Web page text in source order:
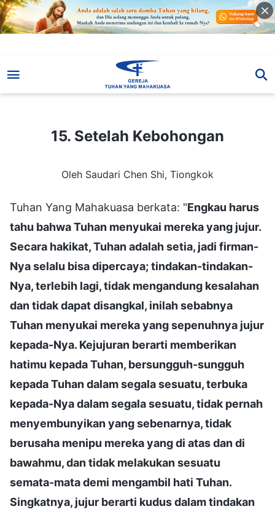
15. Setelah Kebohongan
Oleh Saudari Chen Shi, Tiongkok
Tuhan Yang Mahakuasa berkata: "Engkau harus
tahu bahwa Tuhan menyukai mereka yang jujur.
Secara hakikat, Tuhan adalah setia, jadi firman-
Nya selalu bisa dipercaya; tindakan-tindakan-
Nya, terlebih lagi, tidak mengandung kesalahan
dan tidak dapat disangkal, inilah sebabnya
Tuhan menyukai mereka yang sepenuhnya jujur
kepada-Nya. Kejujuran berarti memberikan
hatimu kepada Tuhan, bersungguh-sungguh
kepada Tuhan dalam segala sesuatu, terbuka
kepada-Nya dalam segala sesuatu, tidak pernah
menyembunyikan yang sebenarnya, tidak
berusaha menipu mereka yang di atas dan di
bawahmu, dan tidak melakukan sesuatu
semata-mata demi mengambil hati Tuhan.
Singkatnya, jujur berarti kudus dalam tindakan